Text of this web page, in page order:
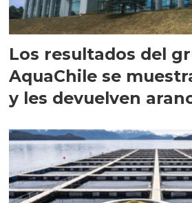
Los resultados del
AquaChile se
y les devuelven